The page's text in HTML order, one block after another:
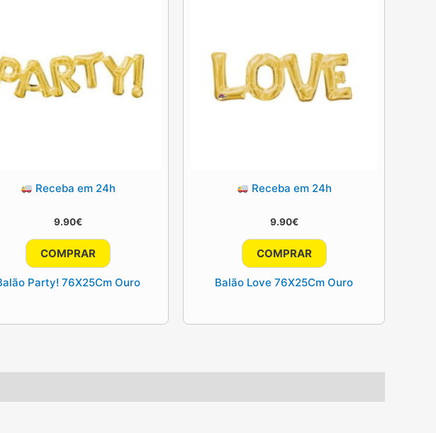
Receba em 24h
9.90€
COMPRAR
Party! 76X25Cm Ouro
Receba em 24h
9.90€
COMPRAR
Balão Love 76X25Cm Ouro